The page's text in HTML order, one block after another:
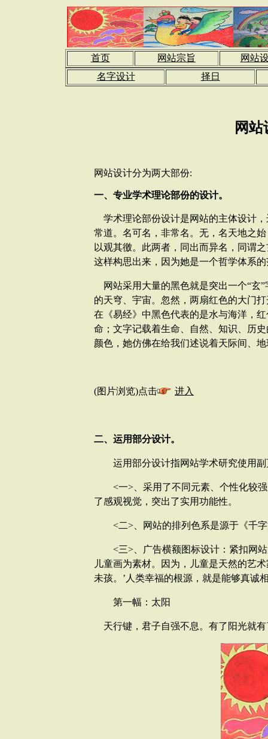
首页 网站宗旨
网站
名字设计
择日
网
网站设计分为两大部份:
一、专业学术理论部份的设计。
学术理论部份设计是网站的主体设计
常道。名可名，非常名。无，名天地之
以观其徼。此两者，同出而异名，同谓
这样构思出来，因为她是一个哲学体系
网站采用大量的黑色就是突出一个“玄
的天穹、宇宙。忽然，两扇红色的大门
在《易经》中黑色代表的是水与海洋，
命；文字记载着生命、自然、知识、历
颜色，她仿佛在给我们述说着天际间、
(图片浏览)点击 进入
二、运用部分设计。
运用部分设计指网站学术研究使用副
<一>、采用了不同元素、个性化较强
了感观视觉，突出了实用功能性。
<二>、网站的排列色系是源于《千字
<三>、广告横额图标设计：紧扣网站
儿童画为素材。因为，儿童是天然的艺
未孩。’人类幸福的根源，就是能够真诚
第一幅：太阳
天行键，君子自强不息。有了阳光就